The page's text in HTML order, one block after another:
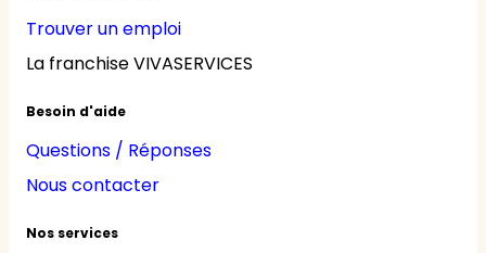
Trouver un emploi
La franchise VIVASERVICES
Besoin d'aide
Questions / Réponses
Nous contacter
Nos services